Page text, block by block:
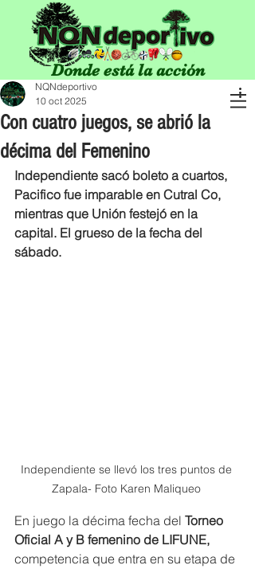
Donde está la acción
Con cuatro juegos, se abrió la
décima del Femenino
NQNdeportivo
10 oct 2025
Independiente sacó boleto a cuartos,
Pacifico fue imparable en Cutral Co,
mientras que Unión festejó en la
capital. El grueso de la fecha del
sábado.
Independiente se llevó los tres puntos de
Zapala- Foto Karen Maliqueo
En juego la décima fecha del Torneo
Oficial A y B femenino de LIFUNE,
competencia que entra en su etapa de